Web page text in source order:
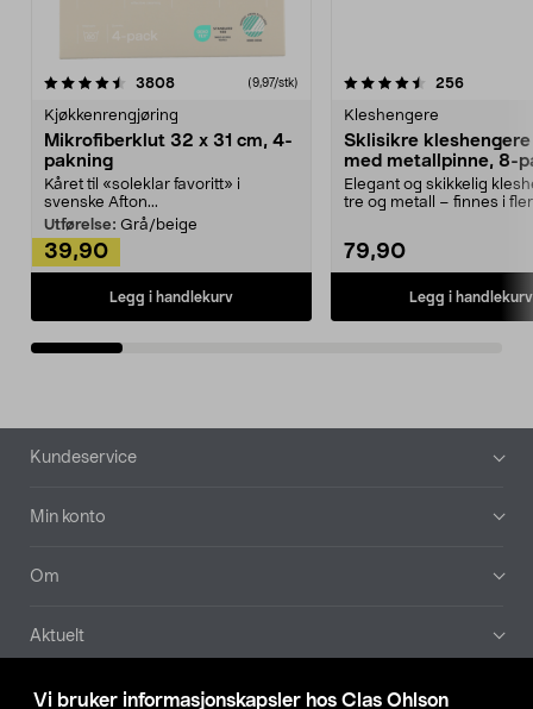
Vi bruker informasjonskapsler hos Clas Ohlson
3808anmeldelser(9,97/stk)
Kjøkkenrengjøring
Mikrofiberklut 32 x 31 cm, 4-
pakning
Kåret til «soleklar favoritt» i
svenske Afton...
Utførelse: Grå/beige
39,90
Legg i handlekurv
4.5av 5 stjerner 256
Kleshengere
Sklisikre
med metallpinne, 8-
Elegant og skikkelig
tre og metall – finnes i
79,90
Legg i handlekurv
4.5av 5 stjerner
Bunntekst
Kundeservice
Min konto
Om
Aktuelt
Våre selskaper